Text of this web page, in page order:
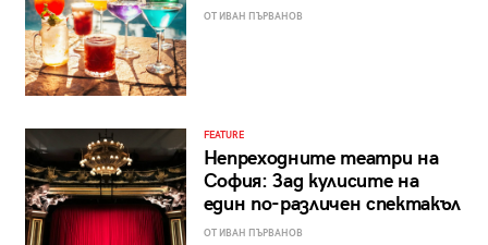
ОТ ИВАН ПЪРВАНОВ
FEATURE
Непреходните театри на
София: Зад кулисите на
един по-различен спектакъл
ОТ ИВАН ПЪРВАНОВ